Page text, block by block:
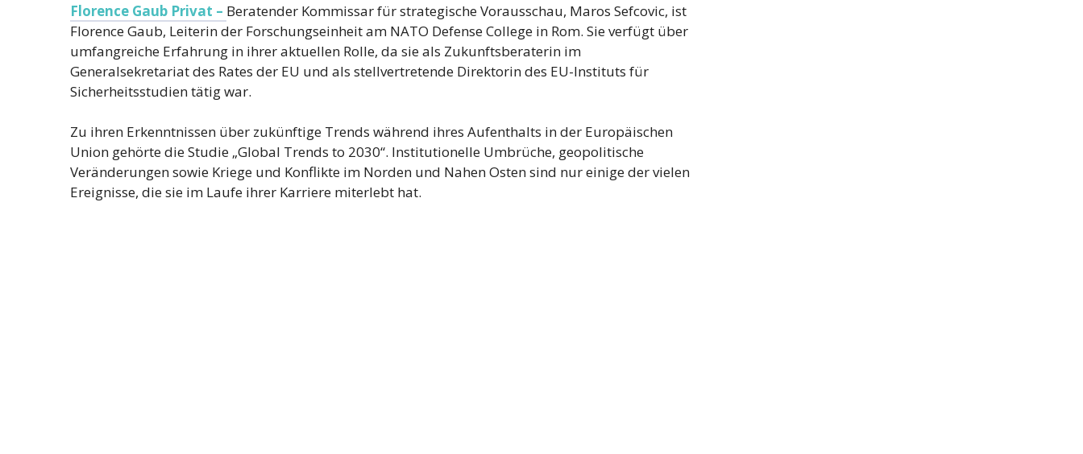
Florence Gaub Privat – Beratender Kommissar für strategische Vorausschau, Maros Sefcovic, ist
Florence Gaub, Leiterin der Forschungseinheit am NATO Defense College in Rom. Sie verfügt über
umfangreiche Erfahrung in ihrer aktuellen Rolle, da sie als Zukunftsberaterin im
Generalsekretariat des Rates der EU und als stellvertretende Direktorin des EU-Instituts für
Sicherheitsstudien tätig war.
Zu ihren Erkenntnissen über zukünftige Trends während ihres Aufenthalts in der Europäischen
Union gehörte die Studie „Global Trends to 2030“. Institutionelle Umbrüche, geopolitische
Veränderungen sowie Kriege und Konflikte im Norden und Nahen Osten sind nur einige der vielen
Ereignisse, die sie im Laufe ihrer Karriere miterlebt hat.